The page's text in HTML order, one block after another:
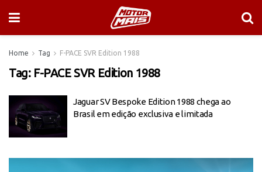
Home Tag F-PACE SVR Edition 1988
Tag: F-PACE SVR Edition 1988
Jaguar SV Bespoke Edition 1988 chega ao
Brasil em edição exclusiva e limitada